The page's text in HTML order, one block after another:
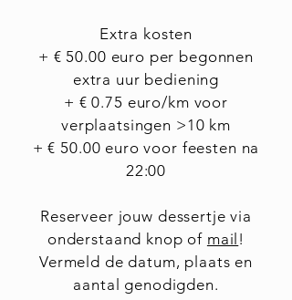
Extra kosten
+ € 50.00 euro per begonnen
extra uur bediening
+ € 0.75 euro/km voor
verplaatsingen >10 km
+ € 50.00 euro voor feesten na
22:00
Reserveer jouw dessertje via
onderstaand knop of mail !
Vermeld de datum, plaats en
aantal genodigden.